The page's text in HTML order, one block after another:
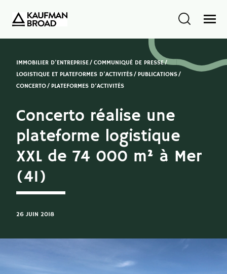
IMMOBILIER D'ENTREPRISE
COMMUNIQUÉ DE PRESSE
LOGISTIQUE ET PLATEFORMES D'ACTIVITÉS
PUBLICATIONS
CONCERTO
PLATEFORMES D’ACTIVITÉS
Concerto réalise une
plateforme logistique
XXL de 74 000 m² à Mer
(41)
26 JUIN 2018